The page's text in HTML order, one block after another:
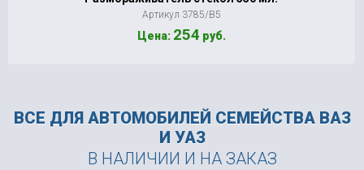
Артикул 3785/В5
Цена: 254 руб.
ВСЕ ДЛЯ АВТОМОБИЛЕЙ СЕМЕЙСТВА ВАЗ
И УАЗ
В НАЛИЧИИ И НА ЗАКАЗ